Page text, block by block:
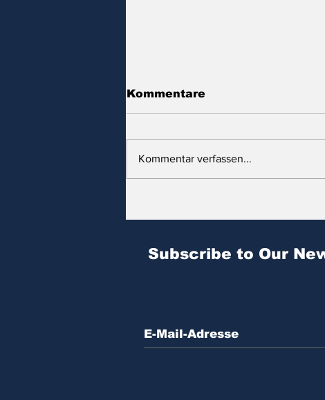
Kommentare
Kommentar verfassen...
Subscribe to Our